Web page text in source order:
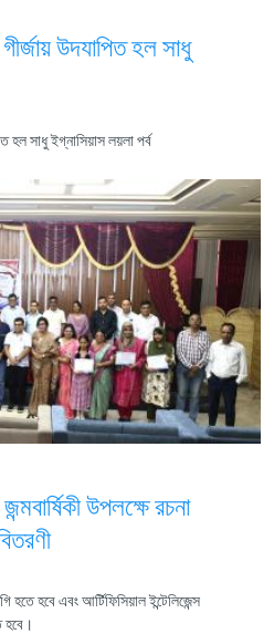
উদযাপিত হল সাধু
হল সাধু ইগ্নাসিয়াস লয়লা পর্ব
উপলক্ষে রচনা
হবে এবং আর্টিফিসিয়াল ইন্টেলিজেন্স
হবে।